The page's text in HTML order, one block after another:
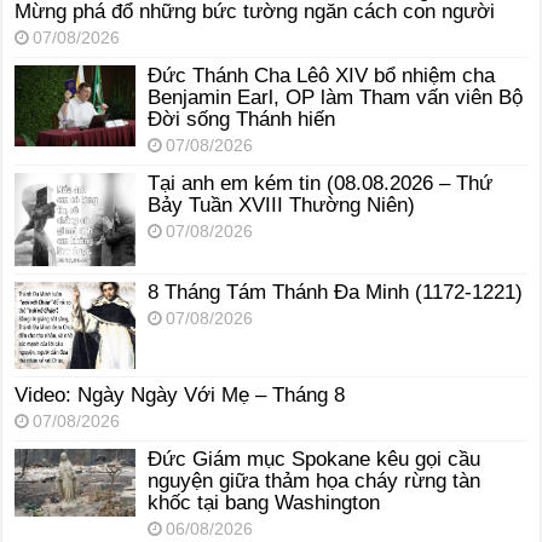
Mừng phá đổ những bức tường ngăn cách con người
07/08/2026
Đức Thánh Cha Lêô XIV bổ nhiệm cha
Benjamin Earl, OP làm Tham vấn viên Bộ
Đời sống Thánh hiến
07/08/2026
Tại anh em kém tin (08.08.2026 – Thứ
Bảy Tuần XVIII Thường Niên)
07/08/2026
8 Tháng Tám Thánh Ða Minh (1172-1221)
07/08/2026
Video: Ngày Ngày Với Mẹ – Tháng 8
07/08/2026
Đức Giám mục Spokane kêu gọi cầu
nguyện giữa thảm họa cháy rừng tàn
khốc tại bang Washington
06/08/2026